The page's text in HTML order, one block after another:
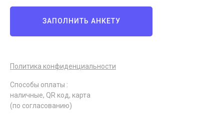
Политика конфиденциальности
ЗАПОЛНИТЬ АНКЕТУ
Способы оплаты :
наличные, QR код, карта
(по согласованию)